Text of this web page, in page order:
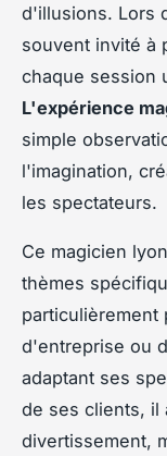
d'illusions. Lors
souvent invité à
chaque session
L'expérience
simple
l'imagination,
les spectateurs.
Ce magicien
thèmes
particulièrement
d'entreprise ou
adaptant ses
de ses clients, il
divertissement,